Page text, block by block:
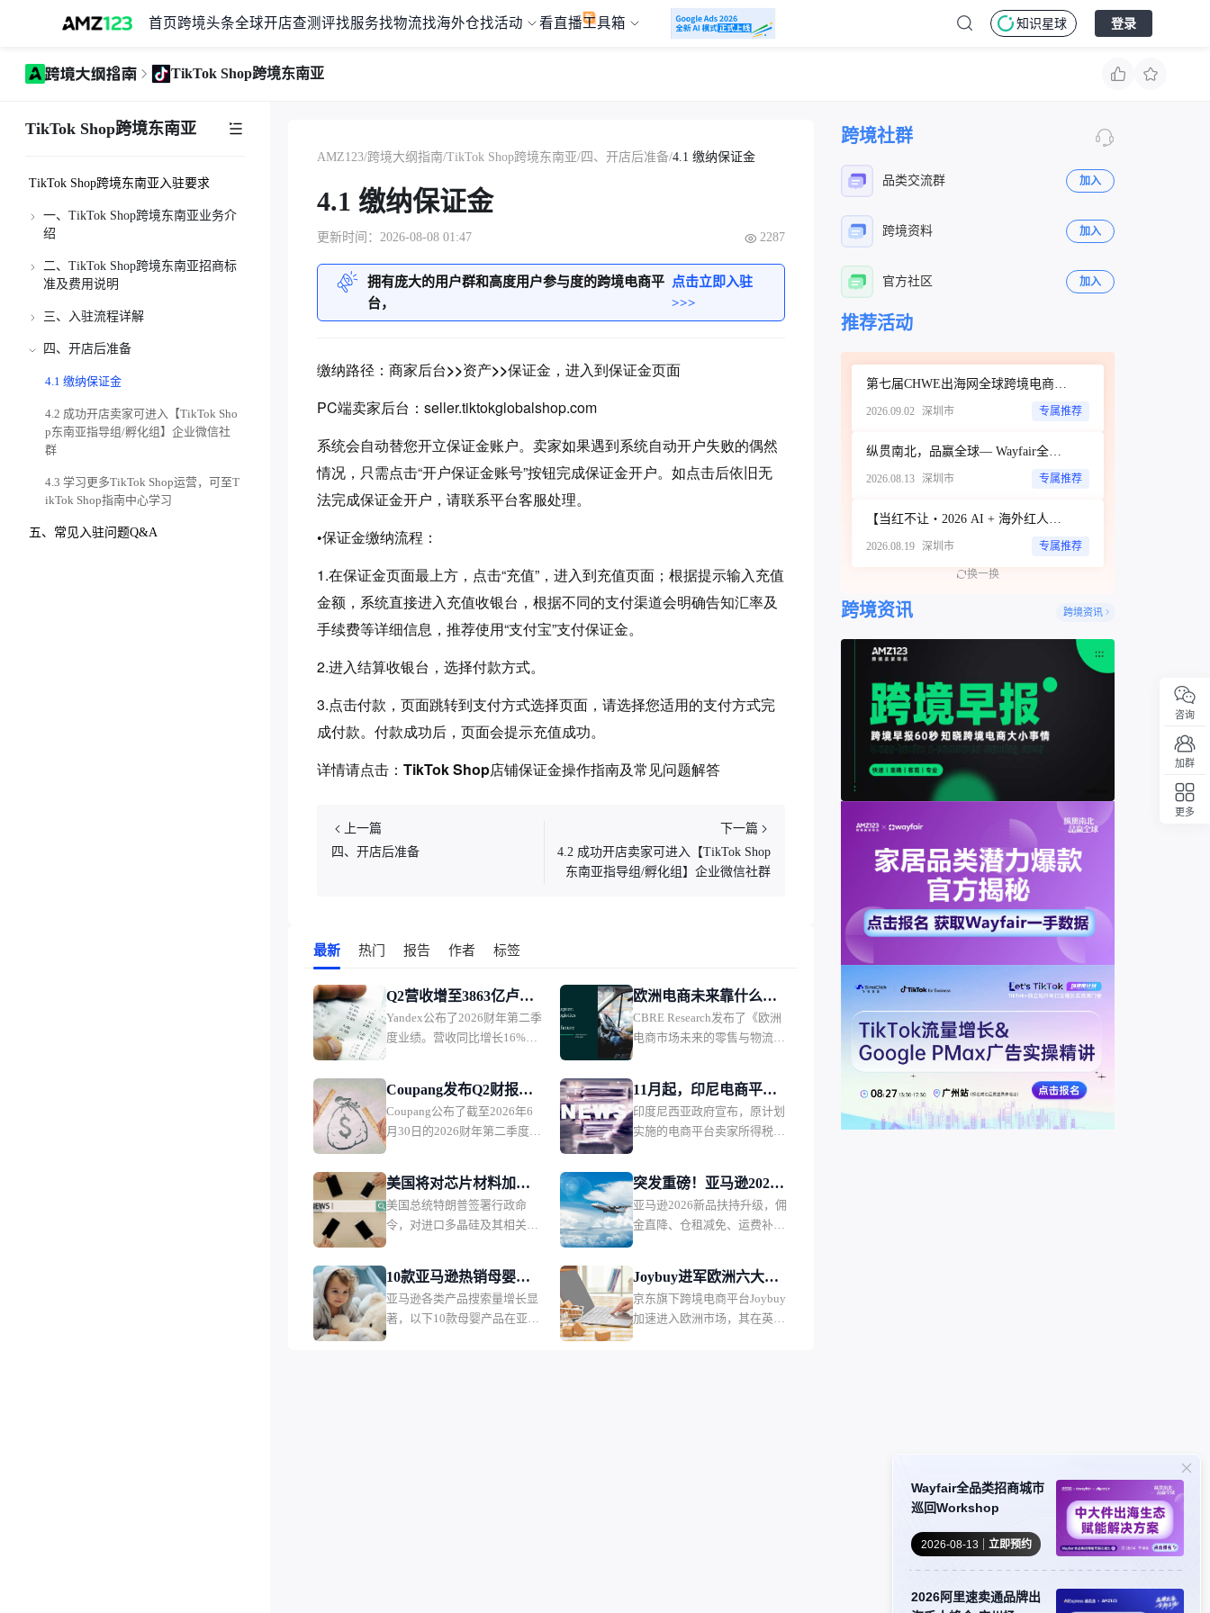
首页 跨境头条全球开店查测评找服务找物流找海外仓找活动 看直播工具箱 知识星球 登录
Wayfair全品类招商城市
巡回Workshop
2026-08-13 立即预约
2026阿里速卖通品牌出
TikTok Shop跨境东南亚
TikTok Shop跨境东南亚
TikTok Shop跨境东南亚入驻要求
一、TikTok Shop跨境东南亚业务介
绍
1.1 TikTok Shop简介
二、TikTok Shop跨境东南亚招商标
准及费用说明
2.1 招商标准
2.2 选品推荐/定邀类目：
2.3 店铺保证金
2.4 平台佣金及交易手续费
三、入驻流程详解
3.1 注册店铺登陆账号
3.2 市场选择
3.3 资质认证
3.4 补充基本信息
3.5 缴纳店铺保证金
四、开店后准备
4.1 缴纳保证金​
4.2 成功开店卖家可进入【TikTok Sho
p东南亚指导组/孵化组】企业微信社
群
4.3 学习更多TikTok Shop运营，可至T
ikTok Shop指南中心学习
五、常见入驻问题Q&A
AMZ123/跨境大纲指南/TikTok Shop跨境东南亚/四、开店后准备/4.1 缴纳保证金​
4.1 缴纳保证金​
更新时间：2026-08-08 01:47 2287
拥有庞大的用户群和高度用户参与度的跨境电商平
台，
点击立即入驻
>>>
缴纳路径：商家后台>>资产>>保证金，进入到保证金页面
PC端卖家后台：seller.tiktokglobalshop.com
系统会自动替您开立保证金账户。卖家如果遇到系统自动开户失败的偶然
情况，只需点击“开户保证金账号”按钮完成保证金开户。如点击后依旧无
法完成保证金开户，请联系平台客服处理。
•保证金缴纳流程 ：
1.在保证金页面最上方，点击“充值”，进入到充值页面；根据提示输入充值
金额，系统直接进入充值收银台，根据不同的支付渠道会明确告知汇率及
手续费等详细信息，推荐使用“支付宝”支付保证金。
2.进入结算收银台，选择付款方式。
3.点击付款，页面跳转到支付方式选择页面，请选择您适用的支付方式完
成付款。付款成功后，页面会提示充值成功。
详情请点击 ： TikTok Shop店铺保证金操作指南及常见问题解答
上一篇
四、开店后准备
下一篇
4.2 成功开店卖家可进入【TikTok Shop
东南亚指导组/孵化组】企业微信社群
最新 热门 报告 作者 标签
Q2营收增至3863亿卢
布，Yandex电商业务首
次盈利
Yandex公布了2026财年第二季
度业绩。营收同比增长16%，
盈利能力持续提升，电商相关
盈利。
欧洲电商未来靠什么增
长？市场规模、品类与
物流全面解析
CBRE Research发布了《欧洲
电商市场未来的零售与物流》
报告。报告主要分析了欧洲9
并从5大商品类别，以及物流
市场趋势，探讨未来欧洲电商
市场的发展方向。
Coupang发布Q2财报：
营收88亿美元，盈利能
力承压
Coupang公布了截至2026年6
月30日的2026财年第二季度业
绩。受Product Commerce业务
响，Coupang本季度营收保持
增长，但利润承压。
11月起，印尼电商平台
将对年销售额超5亿卢比
卖家征税
印度尼西亚政府宣布，原计划
实施的电商平台卖家所得税代
征政策再次延期，将从2026年
务部门表示，此次调整主要是
为了在当前经济环境下维护消
费者购买力，政策本身内容不
美国将对芯片材料加征
15%进口关税
美国总统特朗普签署行政命
令，对进口多晶硅及其相关产
品征收15%的关税，并设置相
施将于2026年12月正式生效。
突发重磅！亚马逊2026
新品扶持计划出炉，物
流、仓储、佣金三重补
亚马逊2026新品扶持升级，佣
金直降、仓租减免、运费补
贴，90天超低成本冷启动，新
10款亚马逊热销母婴产
品盘点：婴儿护理产品
月销过万
亚马逊各类产品搜索量增长显
著，以下10款母婴产品在亚马
逊上销量表现突出，深受消费
Joybuy进军欧洲六大市
场，推出当日配送和低
价会员模式
京东旗下跨境电商平台Joybuy
加速进入欧洲市场，其在英
国、德国、法国、荷兰、比利
跨境社群
品类交流群 加入
跨境资料 加入
官方社区 加入
立即扫码咨询 立即扫码咨询
推荐活动
第七届CHWE出海网全球跨境电商展（深圳）秋季展
2026.09.02 深圳市 专属推荐
纵贯南北，品赢全球— Wayfair全品类招商城市巡回Workshop（深圳站）
2026.08.13 深圳市 专属推荐
【当红不让・2026 AI + 海外红人营销大会暨 WotoHub 卖家大会】
2026.08.19 深圳市 专属推荐
换一换
跨境资讯 跨境资讯
咨询
加群
更多